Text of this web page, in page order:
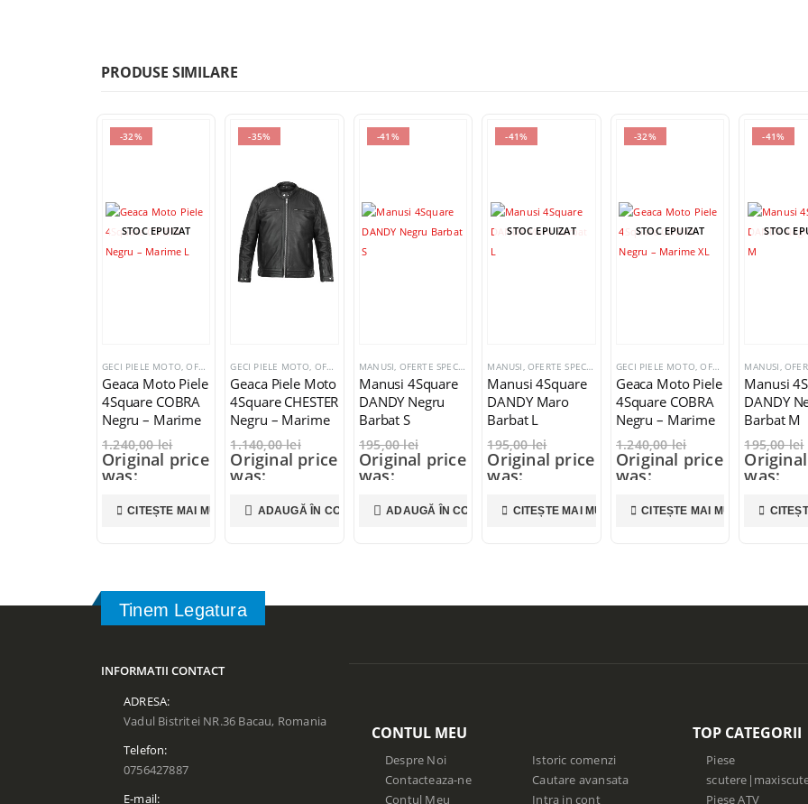
PRODUSE SIMILARE
-32%
STOC EPUIZAT
GECI PIELE MOTO ,OFERTE SPECIALE
Geaca Moto Piele
4Square COBRA
Negru – Marime
L
1.240,00lei
Original price
was:
845,00lei
Current price
CITEȘTE MAI MULT
-35%
GECI PIELE MOTO OFERTE SPECIALE
Geaca Piele Moto
4Square CHESTER
Negru – Marime
XL
1.140,00lei
Original price
was:
745,00lei
ADAUGĂ ÎN COȘ
-41%
MANUSI OFERTE SPECIALE
Manusi 4Square
DANDY Negru
Barbat S
195,00lei
Original price
was:
115,00lei
ADAUGĂ ÎN COȘ
-41%
STOC EPUIZAT
MANUSI ,OFERTE SPECIALE
Manusi 4Square
DANDY Maro
Barbat L
195,00lei
Original price
was:
115,00lei
Current price
CITEȘTE MAI MULT
-32%
STOC EPUIZAT
GECI PIELE MOTO ,OFERTE SPECIALE
Geaca Moto Piele
4Square COBRA
Negru – Marime
XL
1.240,00lei
Original price
was:
845,00lei
Current price
CITEȘTE MAI MULT
-41%
STOC
MANUSI ,
Manusi
DANDY
Barbat M
195,00lei
was:
115,00
Tinem Legatura
INFORMATII CONTACT
ADRESA:
Vadul Bistritei NR.36 Bacau, Romania
Telefon:
0756427887
E-mail:
CONTUL MEU
Despre Noi
Contacteaza-ne
Contul Meu
Istoric comenzi
Cautare avansata
Intra in cont
TOP CATEGORII
Piese
Piese ATV